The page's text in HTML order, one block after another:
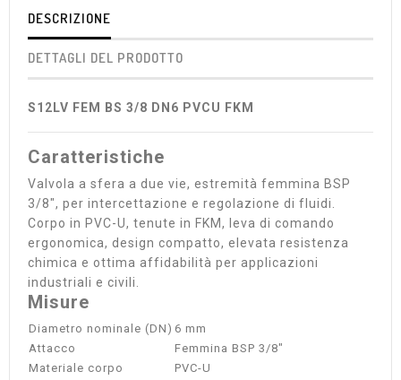
DESCRIZIONE
DETTAGLI DEL PRODOTTO
S12LV FEM BS 3/8 DN6 PVCU FKM
Caratteristiche
Valvola a sfera a due vie, estremità femmina BSP
3/8", per intercettazione e regolazione di fluidi.
Corpo in PVC-U, tenute in FKM, leva di comando
ergonomica, design compatto, elevata resistenza
chimica e ottima affidabilità per applicazioni
industriali e civili.
Misure
Diametro nominale (DN) 6 mm
Attacco
Femmina BSP 3/8"
Materiale corpo
PVC-U